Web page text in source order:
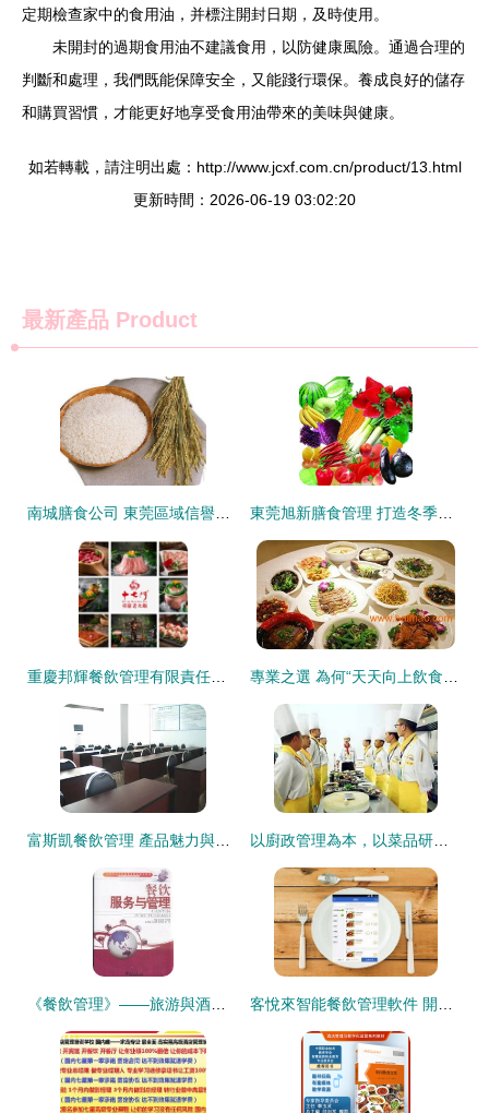
定期檢查家中的食用油，并標注開封日期，及時使用。
未開封的過期食用油不建議食用，以防健康風險。通過合理的
判斷和處理，我們既能保障安全，又能踐行環保。養成良好的儲存
和購買習慣，才能更好地享受食用油帶來的美味與健康。
如若轉載，請注明出處：http://www.jcxf.com.cn/product/13.html
更新時間：2026-06-19 03:02:20
最新產品 Product